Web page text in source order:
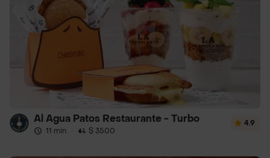
Al Agua Patos Restaurante - Turbo
11 min · $ 3500
4.9